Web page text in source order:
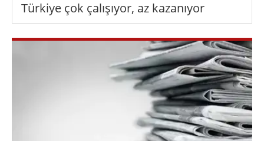
Türkiye çok çalışıyor, az kazanıyor